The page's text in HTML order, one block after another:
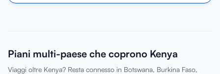
Piani multi-paese che coprono Kenya
Viaggi oltre Kenya? Resta connesso in Botswana, Burkina Faso,